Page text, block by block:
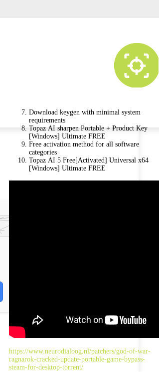
Download keygen with minimal system
requirements
Topaz AI sharpen Portable + Product Key
[Windows] Ultimate FREE
Free activation method for all software
categories
Topaz AI 5 Free[Activated] Universal x64
[Windows] Ultimate FREE
https://www.neurodialoog.nl/patchers/god-of-war-
ragnarok-cracked-update-portable-game-bypass-
steam-for-desktop-torrent/